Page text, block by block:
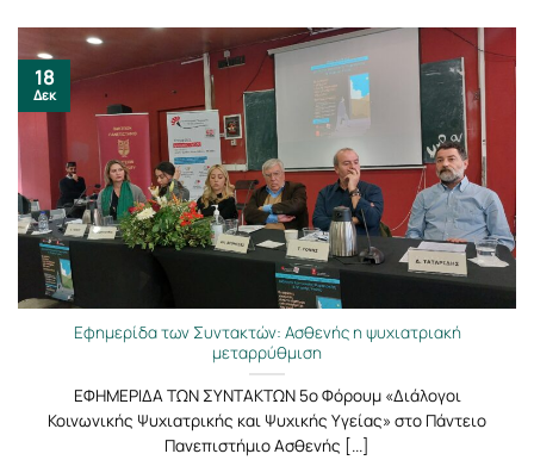
Εφημερίδα των Συντακτών: Ασθενής η ψυχιατριακή
μεταρρύθμιση
ΕΦΗΜΕΡΙΔΑ ΤΩΝ ΣΥΝΤΑΚΤΩΝ 5o Φόρουμ «Διάλογοι
Κοινωνικής Ψυχιατρικής και Ψυχικής Υγείας» στο Πάντειο
Πανεπιστήμιο Ασθενής [...]
18
Δεκ